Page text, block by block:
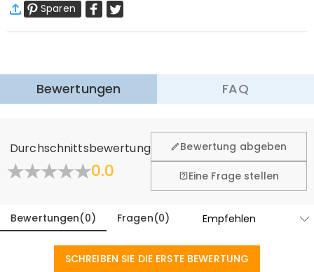
Standardversand
9-18
Arbeitstage
Mehr erfahren
fühlen. Deshalb bieten wir Ihnen 60 Tage Rückgaberecht.
Sparen
Bewertungen FAQ
Durchschnittsbewertung
0.0
Bewertung abgeben
Eine Frage stellen
Bewertungen(0) Fragen(0)
SCHREIBEN SIE DIE ERSTE BEWERTUNG